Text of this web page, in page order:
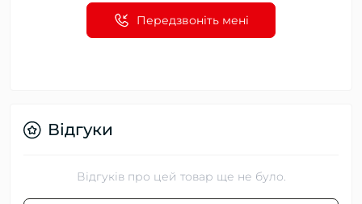
Передзвоніть мені
Відгуки
Відгуків про цей товар ще не було.